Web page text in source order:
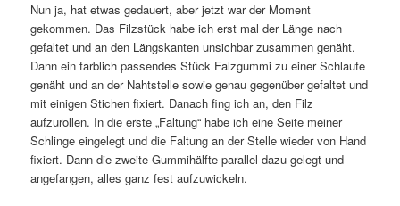
Nun ja, hat etwas gedauert, aber jetzt war der Moment
gekommen. Das Filzstück habe ich erst mal der Länge nach
gefaltet und an den Längskanten unsichbar zusammen genäht.
Dann ein farblich passendes Stück Falzgummi zu einer Schlaufe
genäht und an der Nahtstelle sowie genau gegenüber gefaltet und
mit einigen Stichen fixiert. Danach fing ich an, den Filz
aufzurollen. In die erste „Faltung“ habe ich eine Seite meiner
Schlinge eingelegt und die Faltung an der Stelle wieder von Hand
fixiert. Dann die zweite Gummihälfte parallel dazu gelegt und
angefangen, alles ganz fest aufzuwickeln.